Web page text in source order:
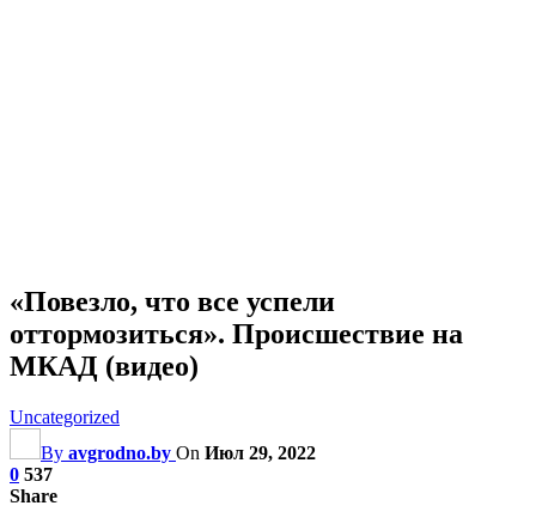
«Повезло, что все успели
оттормозиться». Происшествие на
МКАД (видео)
Uncategorized
By avgrodno.by On Июл 29, 2022
0 537
Share